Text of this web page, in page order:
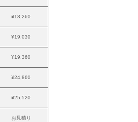
¥18,260
¥19,030
¥19,360
¥24,860
¥25,520
お見積り